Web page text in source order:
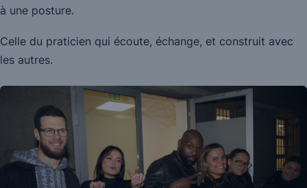
à une posture.
Celle du praticien qui écoute, échange, et construit avec
les autres.